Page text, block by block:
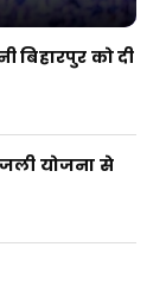
बिहारपुर को दी
योजना से